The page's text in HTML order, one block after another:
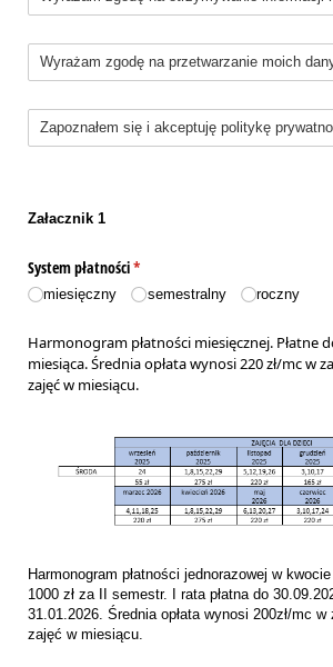
Choice
Bez tytułu
Załacznik 1
System płatności*
(wymagane)
miesięczny semestralny roczny
Harmonogram płatności miesięcznej. Płatne
miesiąca. Średnia opłata wynosi 220 zł/mc w
zajęć w miesiącu.
Harmonogram płatności jednorazowej w
1000 zł za II semestr. I rata płatna do
31.01.2026. Średnia opłata wynosi 200zł/mc
zajęć w miesiącu.